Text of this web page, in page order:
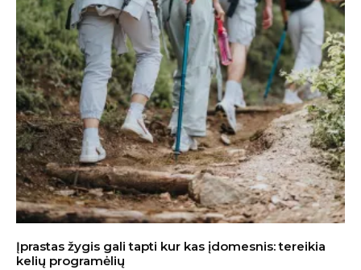
Įprastas žygis gali tapti kur kas įdomesnis: tereikia
kelių programėlių